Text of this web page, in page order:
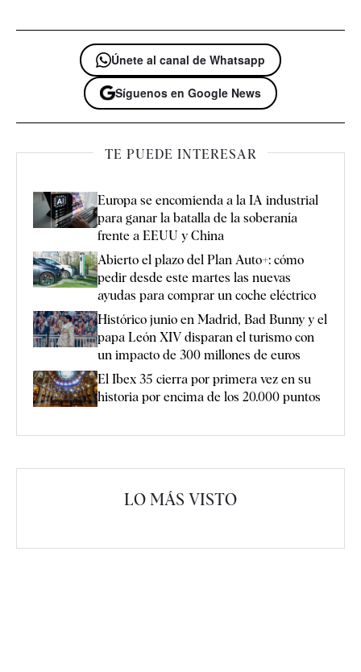
Únete al canal de Whatsapp
Síguenos en Google News
TE PUEDE INTERESAR
Europa se encomienda a la IA industrial
para ganar la batalla de la soberanía
frente a EEUU y China
Abierto el plazo del Plan Auto+: cómo
pedir desde este martes las nuevas
ayudas para comprar un coche eléctrico
Histórico junio en Madrid, Bad Bunny y el
papa León XIV disparan el turismo con
un impacto de 300 millones de euros
El Ibex 35 cierra por primera vez en su
historia por encima de los 20.000 puntos
LO MÁS VISTO